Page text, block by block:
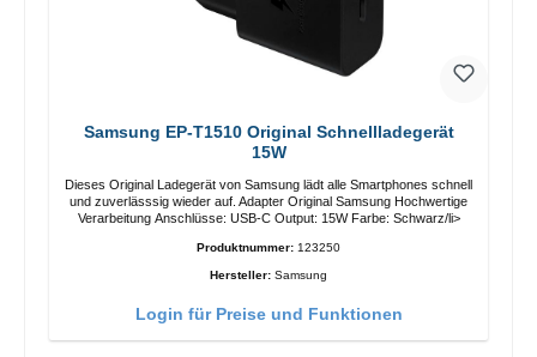
Samsung EP-T1510 Original Schnellladegerät
15W
Dieses Original Ladegerät von Samsung lädt alle Smartphones schnell
und zuverlässsig wieder auf. Adapter Original Samsung Hochwertige
Verarbeitung Anschlüsse: USB-C Output: 15W Farbe: Schwarz/li>
Produktnummer: 123250
Hersteller: Samsung
Login für Preise und Funktionen